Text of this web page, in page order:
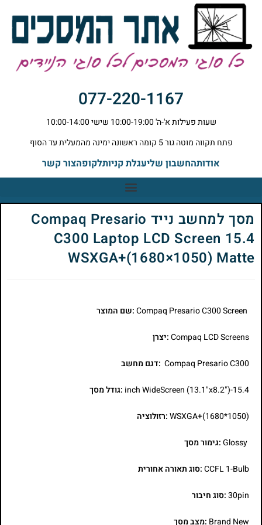
077-220-1167
שעות פעילות א'-ה' 10:00-19:00 שישי 10:00-14:00
פתח תקווה מוטה גור 5 קומה ראשונה ימינה מהמעלית עד הסוף
אודותהחשבון שליעגלת קניותלקופהצור קשר
מסך למחשב נייד Compaq Presario
C300 Laptop LCD Screen 15.4
WSXGA+(1680×1050) Matte
:שם המוצר
Compaq LCD Screens:יצרן
Compaq Presario C300 :דגם מחשב
15.4-inch WideScreen (13.1"x8.2") :גודל מסך
WSXGA+(1680*1050):רזולוציה
Glossy:גימור מסך
CCFL 1-Bulb:סוג תאורה אחורית
30pin:סוג חיבור
Brand New :מצב מסך